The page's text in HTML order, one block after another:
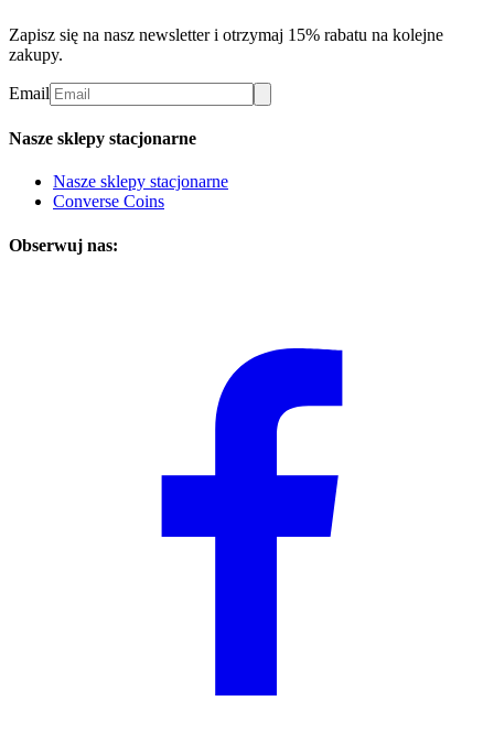
Zapisz się na nasz newsletter i otrzymaj 15% rabatu na kolejne
zakupy.
Email
Nasze sklepy stacjonarne
Nasze sklepy stacjonarne
Converse Coins
Obserwuj nas: